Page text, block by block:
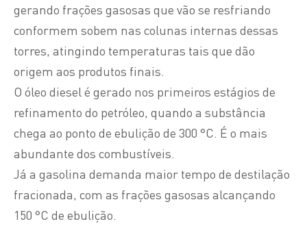
gerando frações gasosas que vão se resfriando
conformem sobem nas colunas internas dessas
torres, atingindo temperaturas tais que dão
origem aos produtos finais.
O óleo diesel é gerado nos primeiros estágios de
refinamento do petróleo, quando a substância
chega ao ponto de ebulição de 300 °C. É o mais
abundante dos combustíveis.
Já a gasolina demanda maior tempo de destilação
fracionada, com as frações gasosas alcançando
150 °C de ebulição.